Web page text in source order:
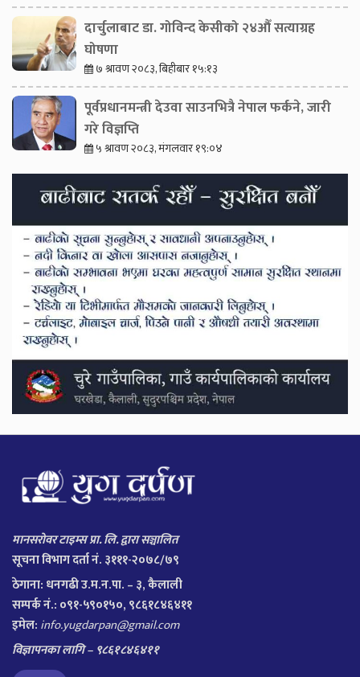
दार्चुलाबाट डा. गोविन्द केसीको २४औँ सत्याग्रह
घोषणा
७ श्रावण २०८३, बिहीबार १५:१३
पूर्वप्रधानमन्त्री देउवा साउनभित्रै नेपाल फर्कने, जारी
गरे विज्ञप्ति
५ श्रावण २०८३, मंगलवार १९:०४
मानसरोवर टाइम्स प्रा. लि. द्वारा सञ्चालित
सूचना विभाग दर्ता नं. ३१११-२०७८/७९
ठेगाना: धनगढी उ.म.न.पा. – ३, कैलाली
सम्पर्क नं.: ०९१-५९०१५०, ९८६१८४६४११
इमेल: info.yugdarpan@gmail.com
विज्ञापनका लागि – ९८६१८४६४११